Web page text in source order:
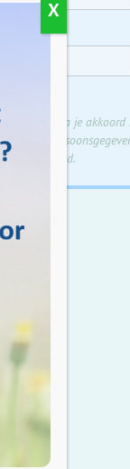
te melden ga je akkoord
van je
privacybeleid.
X